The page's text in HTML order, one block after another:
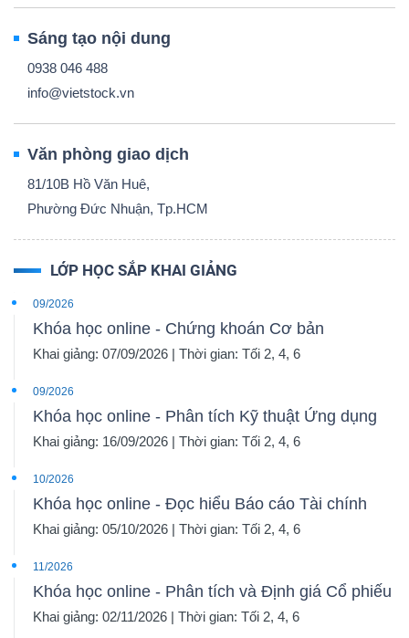
Sáng tạo nội dung
0938 046 488
info@vietstock.vn
Văn phòng giao dịch
81/10B Hồ Văn Huê,
Phường Đức Nhuận, Tp.HCM
LỚP HỌC SẮP KHAI GIẢNG
09/2026
Khóa học online - Chứng khoán Cơ bản
Khai giảng: 07/09/2026 | Thời gian: Tối 2, 4, 6
09/2026
Khóa học online - Phân tích Kỹ thuật Ứng dụng
Khai giảng: 16/09/2026 | Thời gian: Tối 2, 4, 6
10/2026
Khóa học online - Đọc hiểu Báo cáo Tài chính
Khai giảng: 05/10/2026 | Thời gian: Tối 2, 4, 6
11/2026
Khóa học online - Phân tích và Định giá Cổ phiếu
Khai giảng: 02/11/2026 | Thời gian: Tối 2, 4, 6